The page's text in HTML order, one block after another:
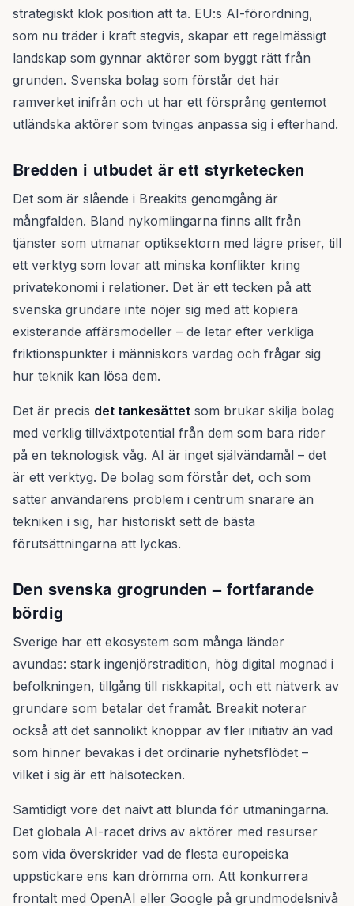
strategiskt klok position att ta. EU:s AI-förordning,
som nu träder i kraft stegvis, skapar ett regelmässigt
landskap som gynnar aktörer som byggt rätt från
grunden. Svenska bolag som förstår det här
ramverket inifrån och ut har ett försprång gentemot
utländska aktörer som tvingas anpassa sig i efterhand.
Bredden i utbudet är ett styrketecken
Det som är slående i Breakits genomgång är
mångfalden. Bland nykomlingarna finns allt från
tjänster som utmanar optiksektorn med lägre priser, till
ett verktyg som lovar att minska konflikter kring
privatekonomi i relationer. Det är ett tecken på att
svenska grundare inte nöjer sig med att kopiera
existerande affärsmodeller – de letar efter verkliga
friktionspunkter i människors vardag och frågar sig
hur teknik kan lösa dem.
Det är precis det tankesättet som brukar skilja bolag
med verklig tillväxtpotential från dem som bara rider
på en teknologisk våg. AI är inget självändamål – det
är ett verktyg. De bolag som förstår det, och som
sätter användarens problem i centrum snarare än
tekniken i sig, har historiskt sett de bästa
förutsättningarna att lyckas.
Den svenska grogrunden – fortfarande
bördig
Sverige har ett ekosystem som många länder
avundas: stark ingenjörstradition, hög digital mognad i
befolkningen, tillgång till riskkapital, och ett nätverk av
grundare som betalar det framåt. Breakit noterar
också att det sannolikt knoppar av fler initiativ än vad
som hinner bevakas i det ordinarie nyhetsflödet –
vilket i sig är ett hälsotecken.
Samtidigt vore det naivt att blunda för utmaningarna.
Det globala AI-racet drivs av aktörer med resurser
som vida överskrider vad de flesta europeiska
uppstickare ens kan drömma om. Att konkurrera
frontalt med OpenAI eller Google på grundmodelsnivå